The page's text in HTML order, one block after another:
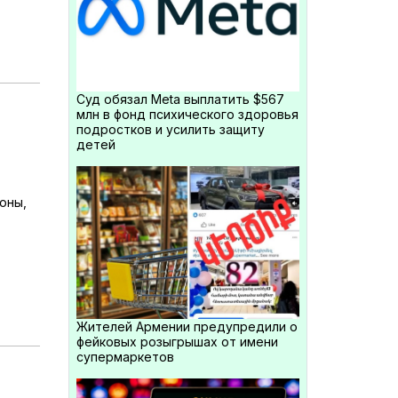
Суд обязал Meta выплатить $567
млн в фонд психического здоровья
подростков и усилить защиту
детей
Жителей Армении предупредили о
фейковых розыгрышах от имени
супермаркетов